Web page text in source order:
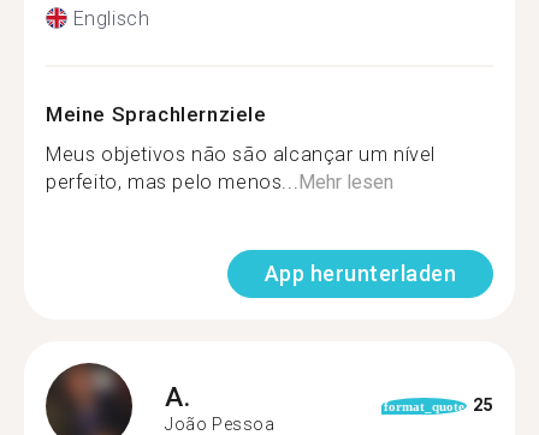
Englisch
Meine Sprachlernziele
Meus objetivos não são alcançar um nível
perfeito, mas pelo menos... Mehr lesen
App herunterladen
A.
João Pessoa
format_quote 25